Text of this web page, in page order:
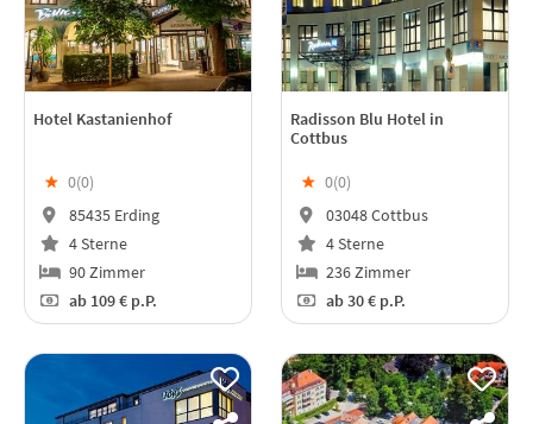
Hotel Kastanienhof
★ 0(0)
85435 Erding
4 Sterne
90 Zimmer
ab109 € p.P.
Radisson Blu Hotel in
Cottbus
★ 0(0)
03048 Cottbus
4 Sterne
236 Zimmer
ab30 € p.P.